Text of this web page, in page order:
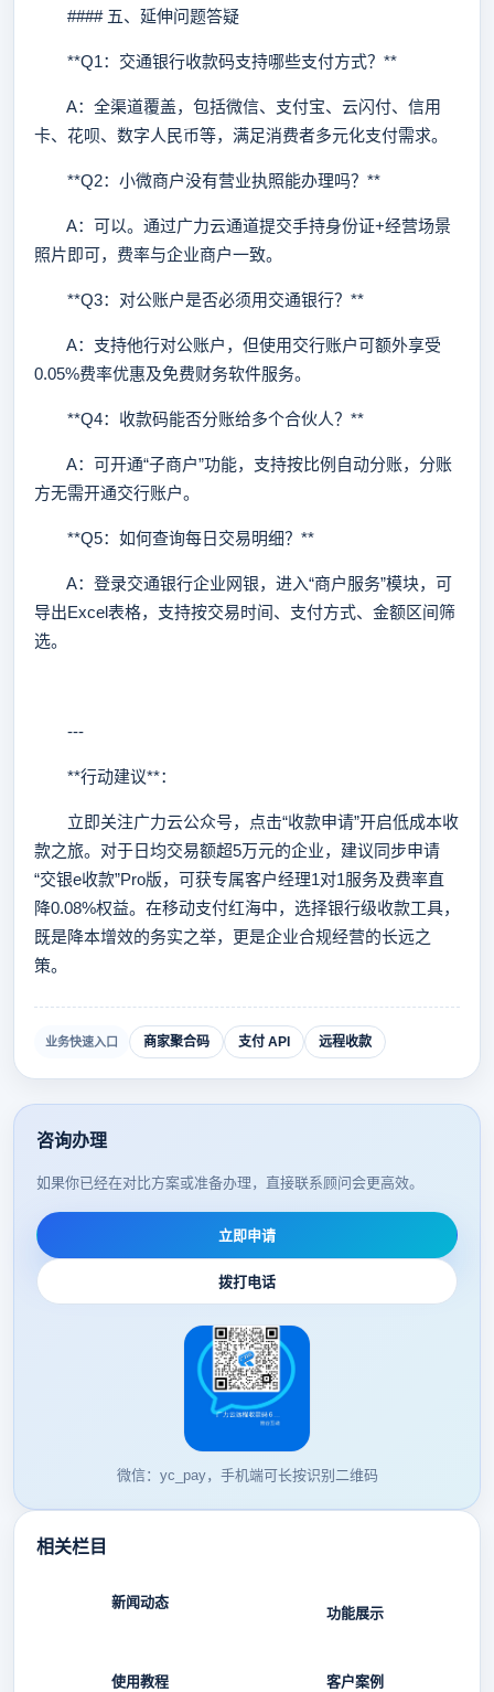
#### 五、延伸问题答疑
**Q1：交通银行收款码支持哪些支付方式？**
A：全渠道覆盖，包括微信、支付宝、云闪付、信用
卡、花呗、数字人民币等，满足消费者多元化支付需求。
**Q2：小微商户没有营业执照能办理吗？**
A：可以。通过广力云通道提交手持身份证+经营场景
照片即可，费率与企业商户一致。
**Q3：对公账户是否必须用交通银行？**
A：支持他行对公账户，但使用交行账户可额外享受
0.05%费率优惠及免费财务软件服务。
**Q4：收款码能否分账给多个合伙人？**
A：可开通“子商户”功能，支持按比例自动分账，分账
方无需开通交行账户。
**Q5：如何查询每日交易明细？**
A：登录交通银行企业网银，进入“商户服务”模块，可
导出Excel表格，支持按交易时间、支付方式、金额区间筛
选。
---
**行动建议**：
立即关注广力云公众号，点击“收款申请”开启低成本收
款之旅。对于日均交易额超5万元的企业，建议同步申请
“交银e收款”Pro版，可获专属客户经理1对1服务及费率直
降0.08%权益。在移动支付红海中，选择银行级收款工具，
既是降本增效的务实之举，更是企业合规经营的长远之
策。
业务快速入口 商家聚合码 支付 API 远程收款
咨询办理
如果你已经在对比方案或准备办理，直接联系顾问会更高效。
立即申请
拨打电话
微信：yc_pay，手机端可长按识别二维码
相关栏目
新闻动态
功能展示
使用教程 客户案例